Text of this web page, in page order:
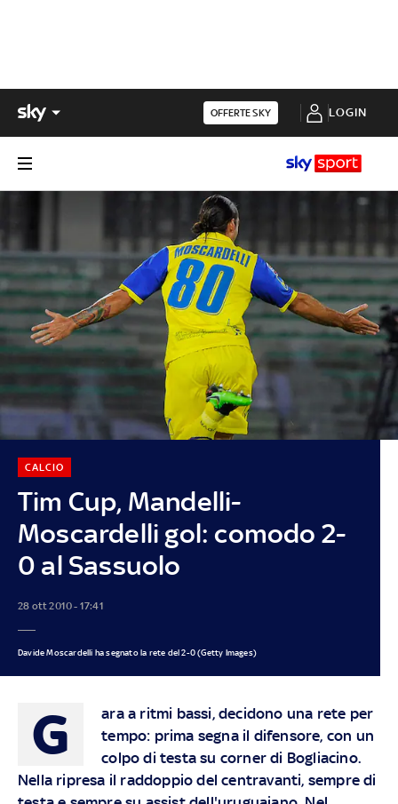
OFFERTE SKY LOGIN
Tim Cup, Mandelli-
Moscardelli gol: comodo 2-
0 al Sassuolo
CALCIO
28 ott 2010 - 17:41
Davide Moscardelli ha segnato la rete del 2-0 (Getty Images)
G
ara a ritmi bassi, decidono una rete per
tempo: prima segna il difensore, con un
colpo di testa su corner di Bogliacino.
Nella ripresa il raddoppio del centravanti, sempre di